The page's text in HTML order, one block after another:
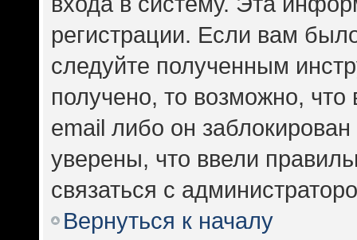
регистрации. Если вам
следуйте полученным
получено, то возможно,
email либо он
уверены, что ввели
связаться с
Вернуться к началу